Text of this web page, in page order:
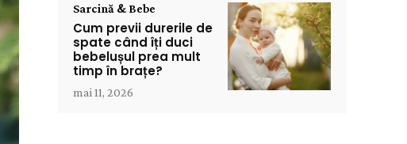
Sarcină & Bebe
Cum previi durerile de
spate când îți duci
bebelușul prea mult
timp în brațe?
mai 11, 2026